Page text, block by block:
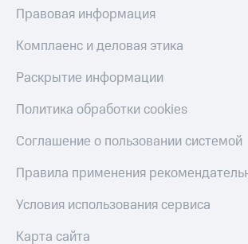
Правовая информация
Комплаенс и деловая этика
Раскрытие информации
Политика обработки cookies
Соглашение о пользовании системой
Правила применения
Условия использования сервиса
Карта сайта